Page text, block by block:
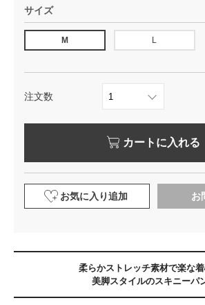
サイズ
M L
注文数
カートに入れる
お気に入り追加 お
柔らかストレッチ素材で楽な着
美脚スタイルのスキニーパ